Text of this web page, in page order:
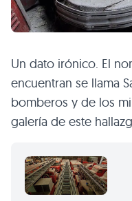
Un dato irónico. El
encuentran se llama
bomberos y de los
galería de este